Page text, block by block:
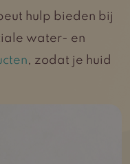
hulp bieden bij
water- en
, zodat je huid